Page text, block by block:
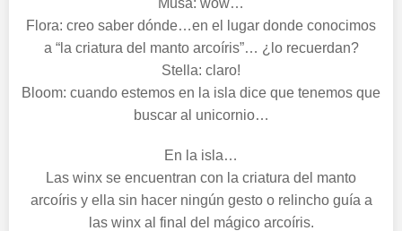
Flora: creo saber dónde…en el lugar donde conocimos
a “la criatura del manto arcoíris”… ¿lo recuerdan?
Stella: claro!
Bloom: cuando estemos en la isla dice que tenemos que
buscar al unicornio…
En la isla…
Las winx se encuentran con la criatura del manto
arcoíris y ella sin hacer ningún gesto o relincho guía a
las winx al final del mágico arcoíris.